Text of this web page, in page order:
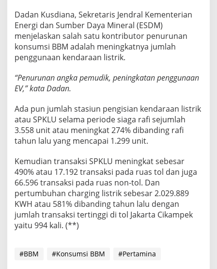
Dadan Kusdiana, Sekretaris Jendral Kementerian
Energi dan Sumber Daya Mineral (ESDM)
menjelaskan salah satu kontributor penurunan
konsumsi BBM adalah meningkatnya jumlah
penggunaan kendaraan listrik.
“Penurunan angka pemudik, peningkatan penggunaan
EV,” kata Dadan.
Ada pun jumlah stasiun pengisian kendaraan listrik
atau SPKLU selama periode siaga rafi sejumlah
3.558 unit atau meningkat 274% dibanding rafi
tahun lalu yang mencapai 1.299 unit.
Kemudian transaksi SPKLU meningkat sebesar
490% atau 17.192 transaksi pada ruas tol dan juga
66.596 transaksi pada ruas non-tol. Dan
pertumbuhan charging listrik sebesar 2.029.889
KWH atau 581% dibanding tahun lalu dengan
jumlah transaksi tertinggi di tol Jakarta Cikampek
yaitu 994 kali. (**)
#BBM #Konsumsi BBM #Pertamina